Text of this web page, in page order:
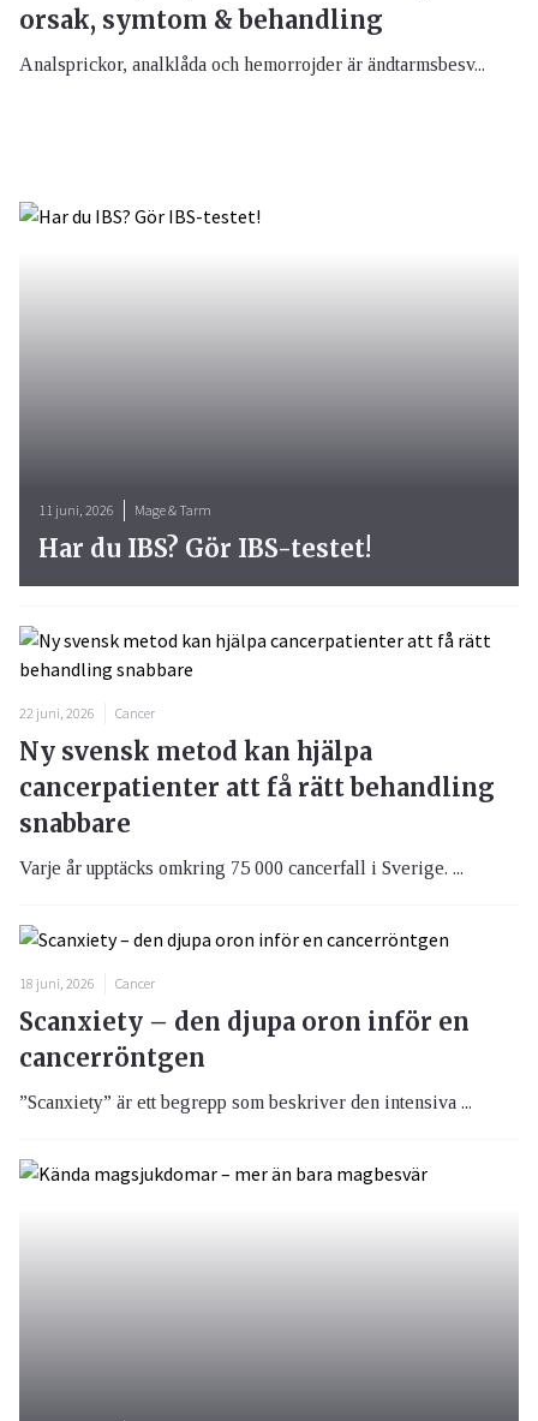
orsak, symtom & behandling
Analsprickor, analklåda och hemorrojder är ändtarmsbesv...
22 juni, 2026 Cancer
Ny svensk metod kan hjälpa
cancerpatienter att få rätt behandling
snabbare
Varje år upptäcks omkring 75 000 cancerfall i Sverige. ...
18 juni, 2026 Cancer
Scanxiety – den djupa oron inför en
cancerröntgen
”Scanxiety” är ett begrepp som beskriver den intensiva ...
11 juni, 2026 Mage & Tarm
Har du IBS? Gör IBS-testet!